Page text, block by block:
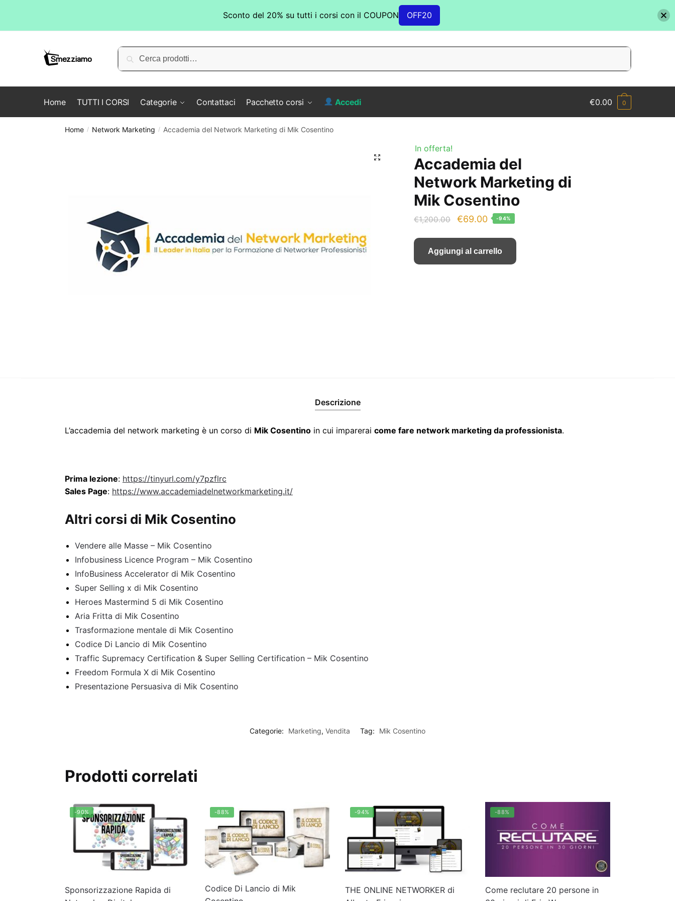
Cerca:
Cerca
Home TUTTI I CORSI Categorie Contattaci Pacchetto corsi Accedi €0.00 0
Home / Network Marketing / Accademia del Network Marketing di Mik Cosentino
In offerta!
Accademia del
Network Marketing di
Mik Cosentino
€1,200.00
Il
originale
era:
€69.00Il
attuale
è:
-94%
Aggiungi al carrello
Descrizione
L’accademia del network marketing è un corso di Mik Cosentinoin cui imparerai come fare network marketing da professionista.
Prima lezione: https://tinyurl.com/y7pzflrc
Sales Page: https://www.accademiadelnetworkmarketing.it/
Altri corsi di Mik Cosentino
Vendere alle Masse – Mik Cosentino
Infobusiness Licence Program – Mik Cosentino
InfoBusiness Accelerator di Mik Cosentino
Super Selling x di Mik Cosentino
Heroes Mastermind 5 di Mik Cosentino
Aria Fritta di Mik Cosentino
Trasformazione mentale di Mik Cosentino
Codice Di Lancio di Mik Cosentino
Traffic Supremacy Certification & Super Selling Certification – Mik Cosentino
Freedom Formula X di Mik Cosentino
Presentazione Persuasiva di Mik Cosentino
Categorie: Marketing, Vendita Tag: Mik Cosentino
Prodotti correlati
-90%
Sponsorizzazione Rapida di
-88%
Codice Di Lancio di Mik
-94%
THE ONLINE NETWORKER di
-88%
Come reclutare 20 persone in
Sconto del 20% su tutti i corsi con il COUPON OFF20